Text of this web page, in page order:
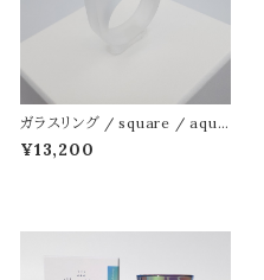
ガラスリング / square / aqua
blue-pink
¥13,200